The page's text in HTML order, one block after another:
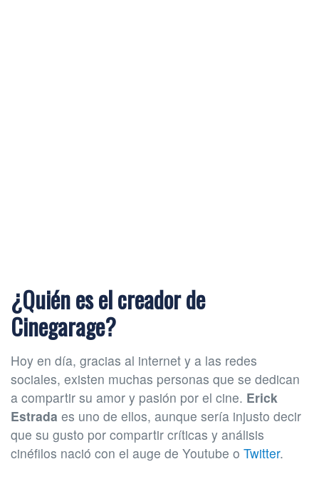
¿Quién es el creador de
Cinegarage?
Hoy en día, gracias al internet y a las redes
sociales, existen muchas personas que se dedican
a compartir su amor y pasión por el cine. Erick
Estrada es uno de ellos, aunque sería injusto decir
que su gusto por compartir críticas y análisis
cinéfilos nació con el auge de Youtube o Twitter.